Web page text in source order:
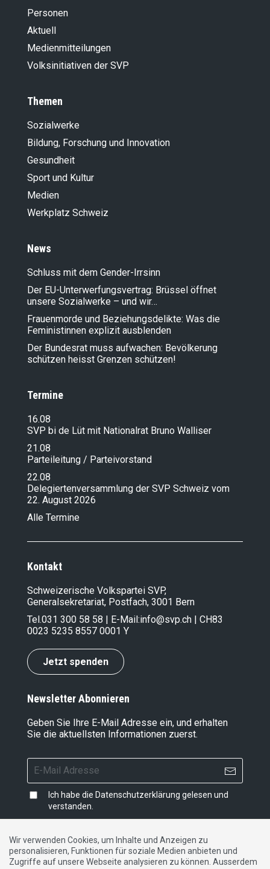
Personen
Aktuell
Medienmitteilungen
Volksinitiativen der SVP
Themen
Sozialwerke
Bildung, Forschung und Innovation
Gesundheit
Sport und Kultur
Medien
Werkplatz Schweiz
News
Schluss mit dem Gender-Irrsinn
Der EU-Unterwerfungsvertrag: Brüssel öffnet
unsere Sozialwerke – und wir…
Frauenmorde und Beziehungsdelikte: Was die
Feministinnen explizit ausblenden
Der Bundesrat muss aufwachen: Bevölkerung
schützen heisst Grenzen schützen!
Termine
16.08
SVP bi de Lüt mit Nationalrat Bruno Walliser
21.08
Parteileitung / Parteivorstand
22.08
Delegiertenversammlung der SVP Schweiz vom
22. August 2026
Alle Termine
Kontakt
Schweizerische Volkspartei SVP,
Generalsekretariat, Postfach, 3001 Bern
Tel.031 300 58 58 | E-Mail:info@svp.ch | CH83
0023 5235 8557 0001 Y
Jetzt spenden
Newsletter Abonnieren
Geben Sie Ihre E-Mail Adresse ein, und erhalten
Sie die aktuellsten Informationen zuerst.
Ich habe die Datenschutzerklärung gelesen und
verstanden.
Impressum |Datenschutzerklärung|Kontakt
Wir verwenden Cookies, um Inhalte und Anzeigen zu
personalisieren, Funktionen für soziale Medien anbieten und
Zugriffe auf unsere Webseite analysieren zu können. Ausserdem